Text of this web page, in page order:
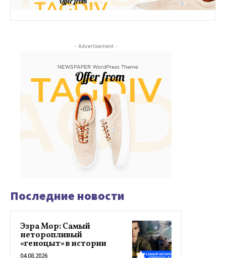
- Advertisement -
Последние новости
Эзра Мор: Самый
неторопливый
«геноцыт» в истории
04.08.2026